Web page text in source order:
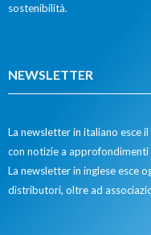
sostenibilità.
NEWSLETTER
La newsletter in italiano esce
con notizie a approfondimenti
La newsletter in inglese esce
distributori, oltre ad